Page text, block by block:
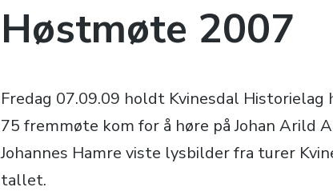
Høstmøte 2007
Fredag 07.09.09 holdt Kvinesdal
75 fremmøte kom for å høre på Johan Arild
Johannes Hamre viste lysbilder fra turer
tallet.